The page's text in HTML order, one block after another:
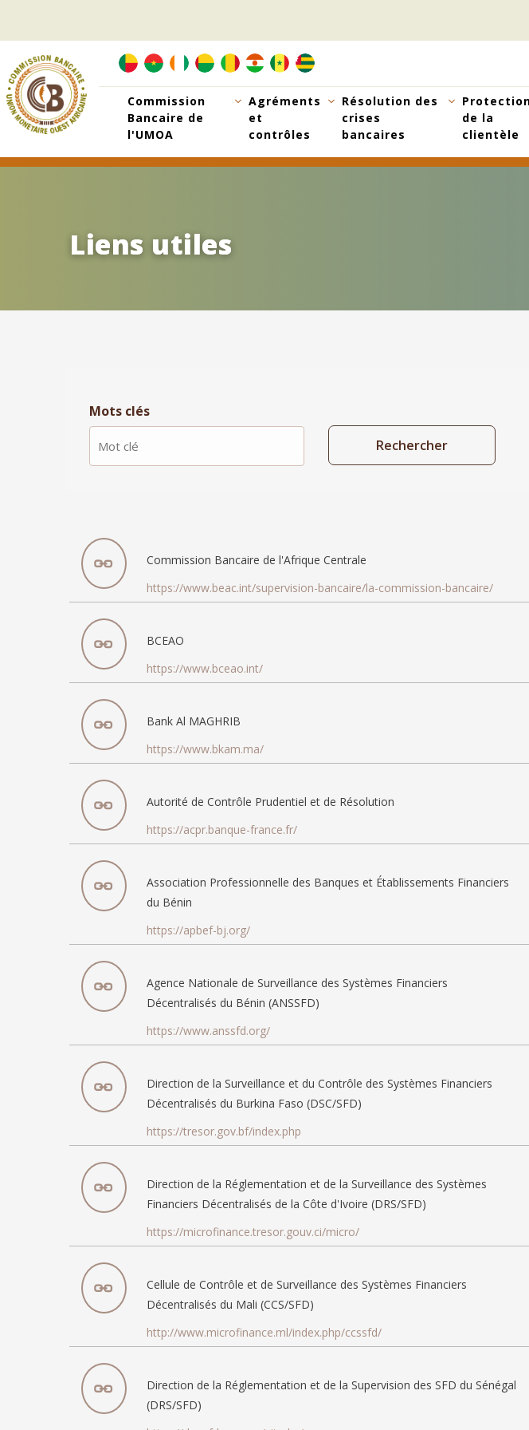
principal
Commission
Bancaire de
l'UMOA
Agréments
et
contrôles
Résolution des
crises
bancaires
de la
clientèle
Liens utiles
Liens utiles
Mots clés
Commission Bancaire de l'Afrique Centrale
https://www.beac.int/supervision-bancaire/la-commission-bancaire/
BCEAO
https://www.bceao.int/
Bank Al MAGHRIB
https://www.bkam.ma/
Autorité de Contrôle Prudentiel et de Résolution
https://acpr.banque-france.fr/
Association Professionnelle des Banques et Établissements Financiers
du Bénin
https://apbef-bj.org/
Agence Nationale de Surveillance des Systèmes Financiers
Décentralisés du Bénin (ANSSFD)
https://www.anssfd.org/
Direction de la Surveillance et du Contrôle des Systèmes Financiers
Décentralisés du Burkina Faso (DSC/SFD)
https://tresor.gov.bf/index.php
Direction de la Réglementation et de la Surveillance des Systèmes
Financiers Décentralisés de la Côte d'Ivoire (DRS/SFD)
https://microfinance.tresor.gouv.ci/micro/
Cellule de Contrôle et de Surveillance des Systèmes Financiers
Décentralisés du Mali (CCS/SFD)
http://www.microfinance.ml/index.php/ccssfd/
Direction de la Réglementation et de la Supervision des SFD du Sénégal
(DRS/SFD)